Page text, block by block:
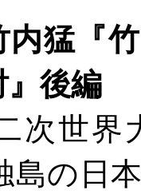
内猛『
後編
次世界
島の日